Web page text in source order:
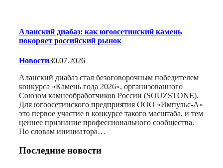
Аланский диабаз: как югоосетинский камень
покоряет российский рынок
Новости30.07.2026
Аланский диабаз стал безоговорочным победителем
конкурса «Камень года 2026», организованного
Союзом камнеобработчиков России (SOUZSTONE).
Для югоосетинского предприятия ООО «Импульс-А»
это первое участие в конкурсе такого масштаба, и тем
ценнее признание профессионального сообщества.
По словам инициатора…
Последние новости